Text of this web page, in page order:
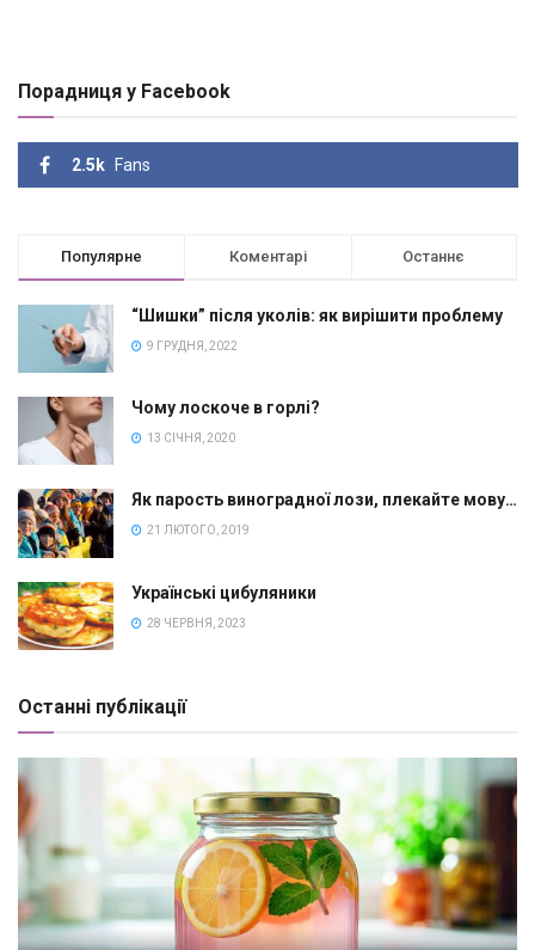
Порадниця у Facebook
2.5k Fans
Популярне Коментарі Останнє
“Шишки” після уколів: як вирішити проблему
9 ГРУДНЯ, 2022
Чому лоскоче в горлі?
13 СІЧНЯ, 2020
Як парость виноградної лози, плекайте мову…
21 ЛЮТОГО, 2019
Українські цибуляники
28 ЧЕРВНЯ, 2023
Останні публікації